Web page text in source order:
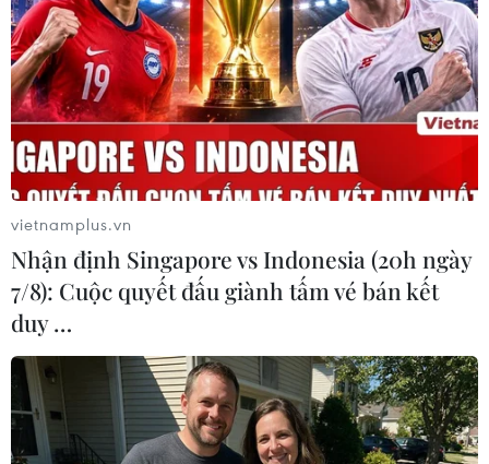
08/12/2020 08:32
Trong thị trường cạnh tranh, với việc Grab đột ngột tăng
cước chuyến đi, hành khách có quyền lựa chọn nhu cầu
đi lại của các hãng vận tải khác.
vietnamplus.vn
Nhận định Singapore vs Indonesia (20h ngày
7/8): Cuộc quyết đấu giành tấm vé bán kết
duy …